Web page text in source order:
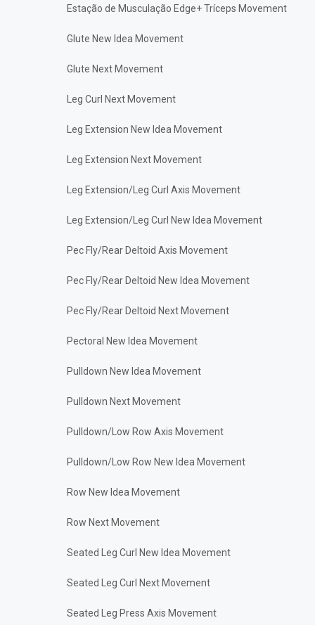
Estação de Musculação Edge+ Tríceps Movement
Glute New Idea Movement
Glute Next Movement
Leg Curl Next Movement
Leg Extension New Idea Movement
Leg Extension Next Movement
Leg Extension/Leg Curl Axis Movement
Leg Extension/Leg Curl New Idea Movement
Pec Fly/Rear Deltoid Axis Movement
Pec Fly/Rear Deltoid New Idea Movement
Pec Fly/Rear Deltoid Next Movement
Pectoral New Idea Movement
Pulldown New Idea Movement
Pulldown Next Movement
Pulldown/Low Row Axis Movement
Pulldown/Low Row New Idea Movement
Row New Idea Movement
Row Next Movement
Seated Leg Curl New Idea Movement
Seated Leg Curl Next Movement
Seated Leg Press Axis Movement